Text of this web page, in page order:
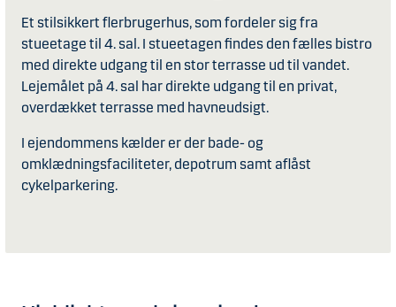
Et stilsikkert flerbrugerhus, som fordeler sig fra
stueetage til 4. sal. I stueetagen findes den fælles bistro
med direkte udgang til en stor terrasse ud til vandet.
Lejemålet på 4. sal har direkte udgang til en privat,
overdækket terrasse med havneudsigt.
I ejendommens kælder er der bade- og
omklædningsfaciliteter, depotrum samt aflåst
cykelparkering.